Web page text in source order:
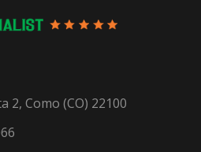
2, Como (CO) 22100